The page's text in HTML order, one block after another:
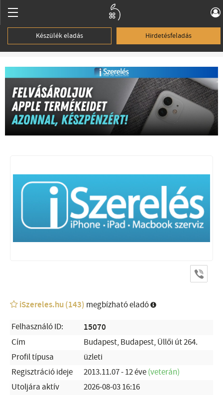
Készülék eladás Hirdetésfeladás
iSzereles.hu (143) megbízható eladó
Felhasználó ID:
15070
Cím
Budapest, Budapest, Üllői út 264.
Profil típusa
üzleti
Regisztráció ideje
2013.11.07 - 12 éve(veterán)
Utoljára aktív
2026-08-03 16:16